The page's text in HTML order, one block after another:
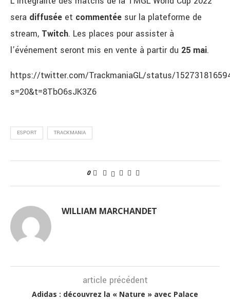
sera diffusée et commentée sur la plateforme de
stream, Twitch. Les places pour assister à
l’événement seront mis en vente à partir du 25 mai.
https://twitter.com/TrackmaniaGL/status/
s=20&t=8TbO6sJK3Z6
ESPORT TRACKMANIA
0
WILLIAM MARCHANDET
article précédent
Adidas : découvrez la « Nature » avec Palace